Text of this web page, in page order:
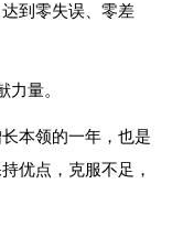
到零失误、零差
量。
本领的一年，也是
优点，克服不足，